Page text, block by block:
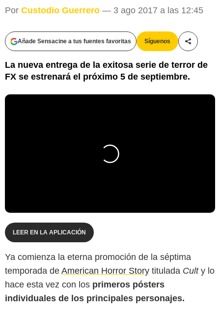
Por Custodio Guerrero — 3 ago 2017 a las 12:45
Añade Sensacine a tus fuentes favoritas Síguenos
La nueva entrega de la exitosa serie de terror de
FX se estrenará el próximo 5 de septiembre.
LEER EN LA APLICACIÓN
Ya comienza la eterna promoción de la séptima
temporada de American Horror Story titulada Culty lo
hace esta vez con los primeros pósters
individuales de los principales personajes.